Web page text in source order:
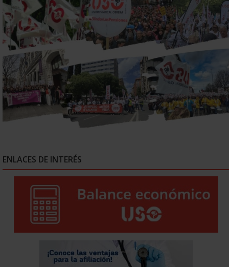
ENLACES DE INTERÉS